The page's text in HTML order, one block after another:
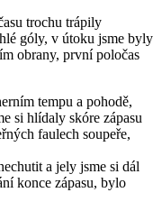
trochu trápily
góly, v útoku jsme byly
obrany, první poločas
tempu a pohodě,
si hlídaly skóre zápasu
faulech soupeře,
a jely jsme si dál
konce zápasu, bylo